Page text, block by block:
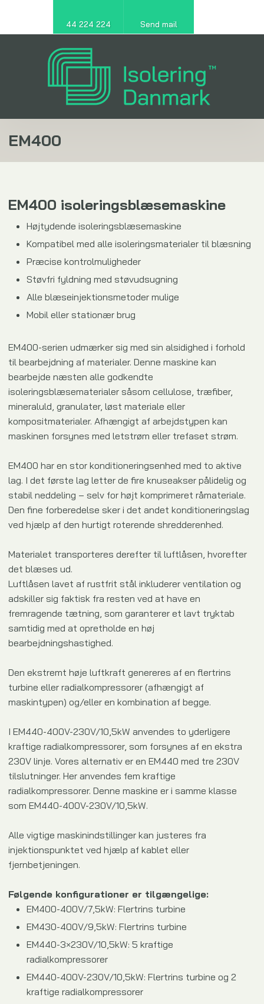
44 224 224 Send mail
EM400
EM400 isoleringsblæsemaskine
Højtydende isoleringsblæsemaskine
Kompatibel med alle isoleringsmaterialer til blæsning
Præcise kontrolmuligheder
Støvfri fyldning med støvudsugning
Alle blæseinjektionsmetoder mulige
Mobil eller stationær brug
EM400-serien udmærker sig med sin alsidighed i forhold
til bearbejdning af materialer. Denne maskine kan
bearbejde næsten alle godkendte
isoleringsblæsematerialer såsom cellulose, træfiber,
mineraluld, granulater, løst materiale eller
kompositmaterialer. Afhængigt af arbejdstypen kan
maskinen forsynes med letstrøm eller trefaset strøm.
EM400 har en stor konditioneringsenhed med to aktive
lag. I det første lag letter de fire knuseakser pålidelig og
stabil neddeling – selv for højt komprimeret råmateriale.
Den fine forberedelse sker i det andet konditioneringslag
ved hjælp af den hurtigt roterende shredderenhed.
Materialet transporteres derefter til luftlåsen, hvorefter
det blæses ud.
Luftlåsen lavet af rustfrit stål inkluderer ventilation og
adskiller sig faktisk fra resten ved at have en
fremragende tætning, som garanterer et lavt tryktab
samtidig med at opretholde en høj
bearbejdningshastighed.
Den ekstremt høje luftkraft genereres af en flertrins
turbine eller radialkompressorer (afhængigt af
maskintypen) og/eller en kombination af begge.
I EM440-400V-230V/10,5kW anvendes to yderligere
kraftige radialkompressorer, som forsynes af en ekstra
230V linje. Vores alternativ er en EM440 med tre 230V
tilslutninger. Her anvendes fem kraftige
radialkompressorer. Denne maskine er i samme klasse
som EM440-400V-230V/10,5kW.
Alle vigtige maskinindstillinger kan justeres fra
injektionspunktet ved hjælp af kablet eller
fjernbetjeningen.
Følgende konfigurationer er tilgængelige:
EM400-400V/7,5kW: Flertrins turbine
EM430-400V/9,5kW: Flertrins turbine
EM440-3×230V/10,5kW: 5 kraftige
radialkompressorer
EM440-400V-230V/10,5kW: Flertrins turbine og 2
kraftige radialkompressorer